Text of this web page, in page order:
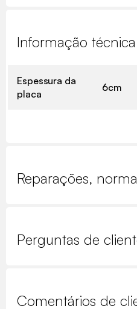
Informação técnica
Espessura da
placa
6cm
Reparações,
Perguntas de
Comentários de